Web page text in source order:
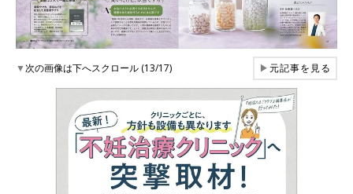
▼次の画像は下へスクロール (13/17) ▶元記事を見る